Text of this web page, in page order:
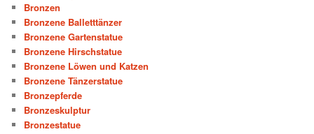
Bronzen
Bronzene Balletttänzer
Bronzene Gartenstatue
Bronzene Hirschstatue
Bronzene Löwen und Katzen
Bronzene Tänzerstatue
Bronzepferde
Bronzeskulptur
Bronzestatue